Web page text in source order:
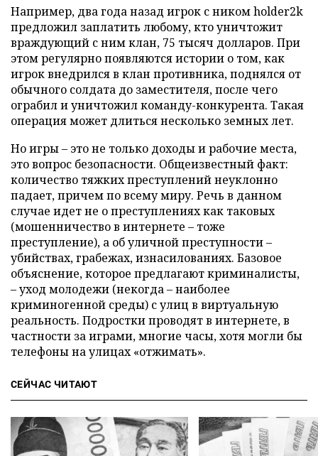
Например, два года назад игрок с ником holder2k
предложил заплатить любому, кто уничтожит
враждующий с ним клан, 75 тысяч долларов. При
этом регулярно появляются истории о том, как
игрок внедрился в клан противника, поднялся от
обычного солдата до заместителя, после чего
ограбил и уничтожил команду-конкурента. Такая
операция может длиться несколько земных лет.
Но игры – это не только доходы и рабочие места,
это вопрос безопасности. Общеизвестный факт:
количество тяжких преступлений неуклонно
падает, причем по всему миру. Речь в данном
случае идет не о преступлениях как таковых
(мошенничество в интернете – тоже
преступление), а об уличной преступности –
убийствах, грабежах, изнасилованиях. Базовое
объяснение, которое предлагают криминалисты,
– уход молодежи (некогда – наиболее
криминогенной среды) с улиц в виртуальную
реальность. Подростки проводят в интернете, в
частности за играми, многие часы, хотя могли бы
телефоны на улицах «отжимать».
СЕЙЧАС ЧИТАЮТ